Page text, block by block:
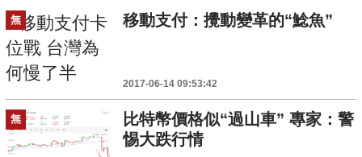
無 移動支付：攪動變革的“鯰魚”
2017-06-14 09:53:42
無
比特幣價格似“過山車” 專家：警
惕大跌行情